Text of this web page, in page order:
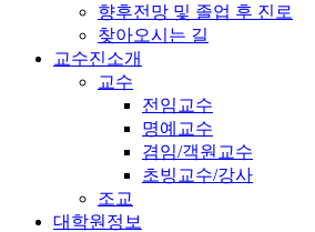
향후전망 및 졸업 후 진로
찾아오시는 길
교수진소개
교수
전임교수
명예교수
겸임/객원교수
초빙교수/강사
조교
대학원정보